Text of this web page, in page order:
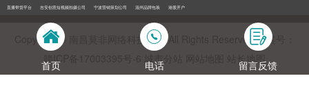
直播带货平台 吉安创意短视频拍摄公司 宁波营销策划公司 温州品牌包装 港股开户
Copyright © 南昌莫非网络科技公司 All Rights Reserved 备案号：
赣ICP备17003395号‍-6
城市分站 站长地图
首页 电话 留言反馈